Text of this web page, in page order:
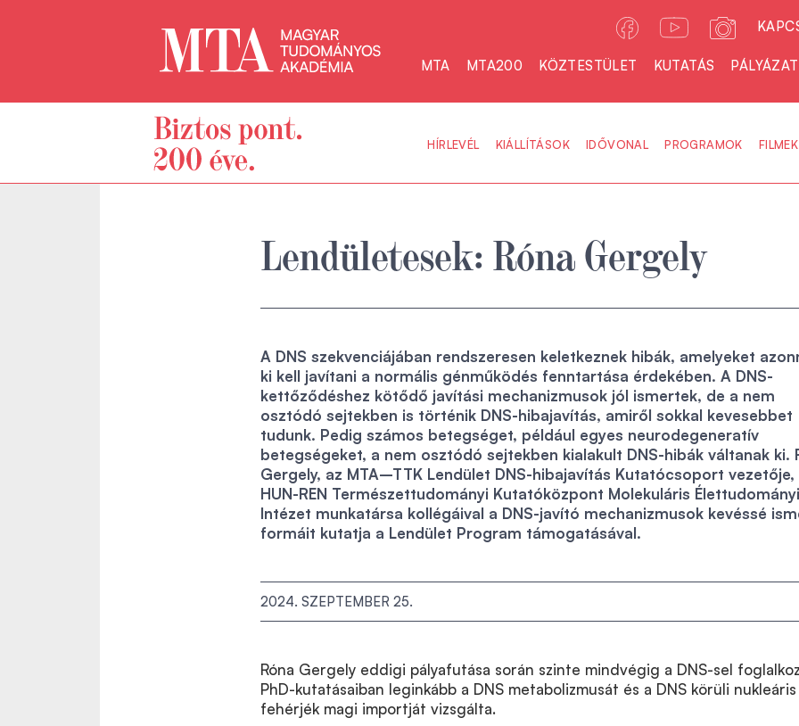
MTA MTA200 KÖZTESTÜLET KUTATÁS
HÍRLEVÉL KIÁLLÍTÁSOK IDŐVONAL PROGRAMOK FILMEK
Lendületesek: Róna Gergely
A DNS szekvenciájában rendszeresen keletkeznek hibák, amelyeket
ki kell javítani a normális génműködés fenntartása érdekében. A DNS-
kettőződéshez kötődő javítási mechanizmusok jól ismertek, de a nem
osztódó sejtekben is történik DNS-hibajavítás, amiről sokkal kevesebbet
tudunk. Pedig számos betegséget, például egyes neurodegeneratív
betegségeket, a nem osztódó sejtekben kialakult DNS-hibák váltanak ki.
Gergely, az MTA–TTK Lendület DNS-hibajavítás Kutatócsoport vezetője,
HUN-REN Természettudományi Kutatóközpont Molekuláris Élettudományi
Intézet munkatársa kollégáival a DNS-javító mechanizmusok kevéssé
formáit kutatja a Lendület Program támogatásával.
2024. SZEPTEMBER 25.
Róna Gergely eddigi pályafutása során szinte mindvégig a DNS-sel
PhD-kutatásaiban leginkább a DNS metabolizmusát és a DNS körüli nukleáris
fehérjék magi importját vizsgálta.